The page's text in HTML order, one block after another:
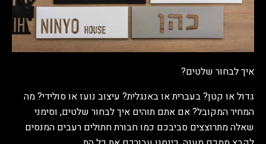
איך לבחור שלטים?
גדול או קטן? בעברית או באנגלית? עיצוב נועז או סולידי? מה
המחיר המקובל? אם אתם תוהים איך לבחור שלטים, וסימני
שאלה מתרוצצים סביבכם כמו חבורת חתולים רעבים המנסים